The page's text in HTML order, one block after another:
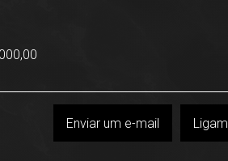
Enviar um e-mail